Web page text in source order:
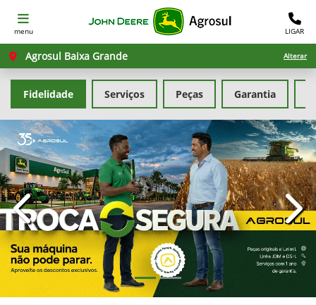
menu LIGAR
Agrosul Baixa Grande Alterar
Serviços Peças Garantia
Fidelidade
templates.template-